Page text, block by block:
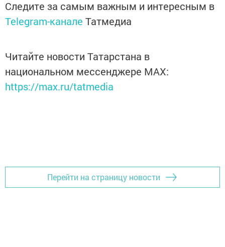
Следите за самым важным и интересным в
Telegram-канале Татмедиа
Читайте новости Татарстана в
национальном мессенджере MАХ:
https://max.ru/tatmedia
Перейти на страницу новости